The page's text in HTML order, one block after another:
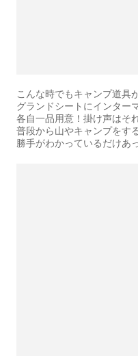
こんな時でもキャンプ道具
グランドシートにインター
各自一品用意！掛け声はそ
普段から山やキャンプをす
勝手がわかっているだけあ